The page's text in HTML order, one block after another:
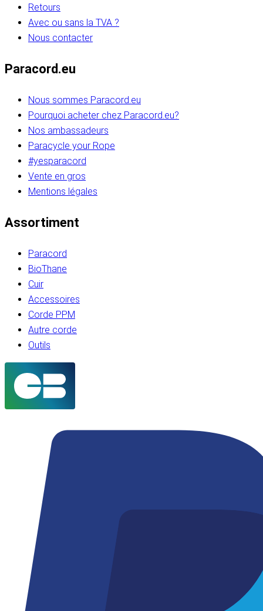
Retours
Avec ou sans la TVA ?
Nous contacter
Paracord.eu
Nous sommes Paracord.eu
Pourquoi acheter chez Paracord.eu?
Nos ambassadeurs
Paracycle your Rope
#yesparacord
Vente en gros
Mentions légales
Assortiment
Paracord
BioThane
Cuir
Accessoires
Corde PPM
Autre corde
Outils